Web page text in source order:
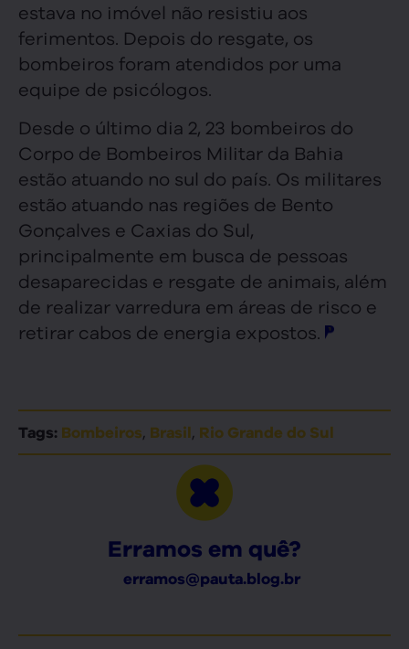
estava no imóvel não resistiu aos
ferimentos. Depois do resgate, os
bombeiros foram atendidos por uma
equipe de psicólogos.
Desde o último dia 2, 23 bombeiros do
Corpo de Bombeiros Militar da Bahia
estão atuando no sul do país. Os militares
estão atuando nas regiões de Bento
Gonçalves e Caxias do Sul,
principalmente em busca de pessoas
desaparecidas e resgate de animais, além
de realizar varredura em áreas de risco e
retirar cabos de energia expostos.
Tags: Bombeiros, Brasil, Rio Grande do Sul
Erramos em quê?
erramos@pauta.blog.br